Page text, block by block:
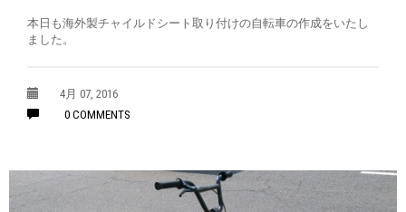
本日も海外製チャイルドシート取り付けの自転車の作成をいたし
ました。
4月 07, 2016
0 COMMENTS